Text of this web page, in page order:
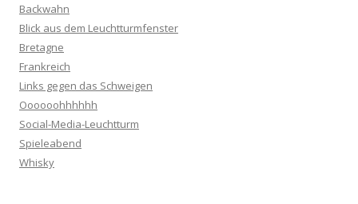
Backwahn
Blick aus dem Leuchtturmfenster
Bretagne
Frankreich
Links gegen das Schweigen
Oooooohhhhhh
Social-Media-Leuchtturm
Spieleabend
Whisky